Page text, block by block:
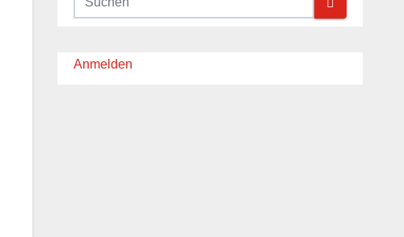
Anmelden